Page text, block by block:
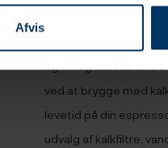
Afvis
og smagfuldt vand.
ved at brygge med
levetid på din
udvalg af kalkfiltre,